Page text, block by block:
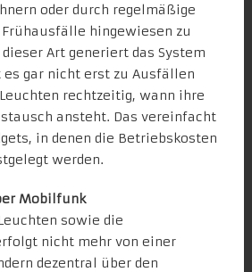
oder durch regelmäßige
hingewiesen zu
Art generiert das System
gar nicht erst zu Ausfällen
rechtzeitig, wann ihre
ansteht. Das vereinfacht
in denen die Betriebskosten
werden.
Mobilfunk
sowie die
nicht mehr von einer
dezentral über den